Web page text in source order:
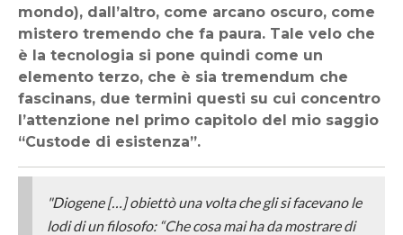
mondo), dall’altro, come arcano oscuro, come
mistero tremendo che fa paura. Tale velo che
è la tecnologia si pone quindi come un
elemento terzo, che è sia tremendum che
fascinans, due termini questi su cui concentro
l’attenzione nel primo capitolo del mio saggio
“Custode di esistenza”.
"Diogene […] obiettò una volta che gli si facevano le
lodi di un filosofo: “Che cosa mai ha da mostrare di